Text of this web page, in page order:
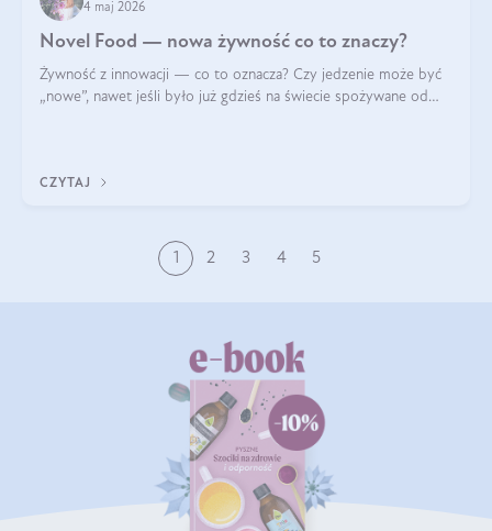
4 maj 2026
Novel Food — nowa żywność co to znaczy?
Żywność z innowacji — co to oznacza? Czy jedzenie może być
„nowe”, nawet jeśli było już gdzieś na świecie spożywane od
CZYTAJ
1 2 3 4 5